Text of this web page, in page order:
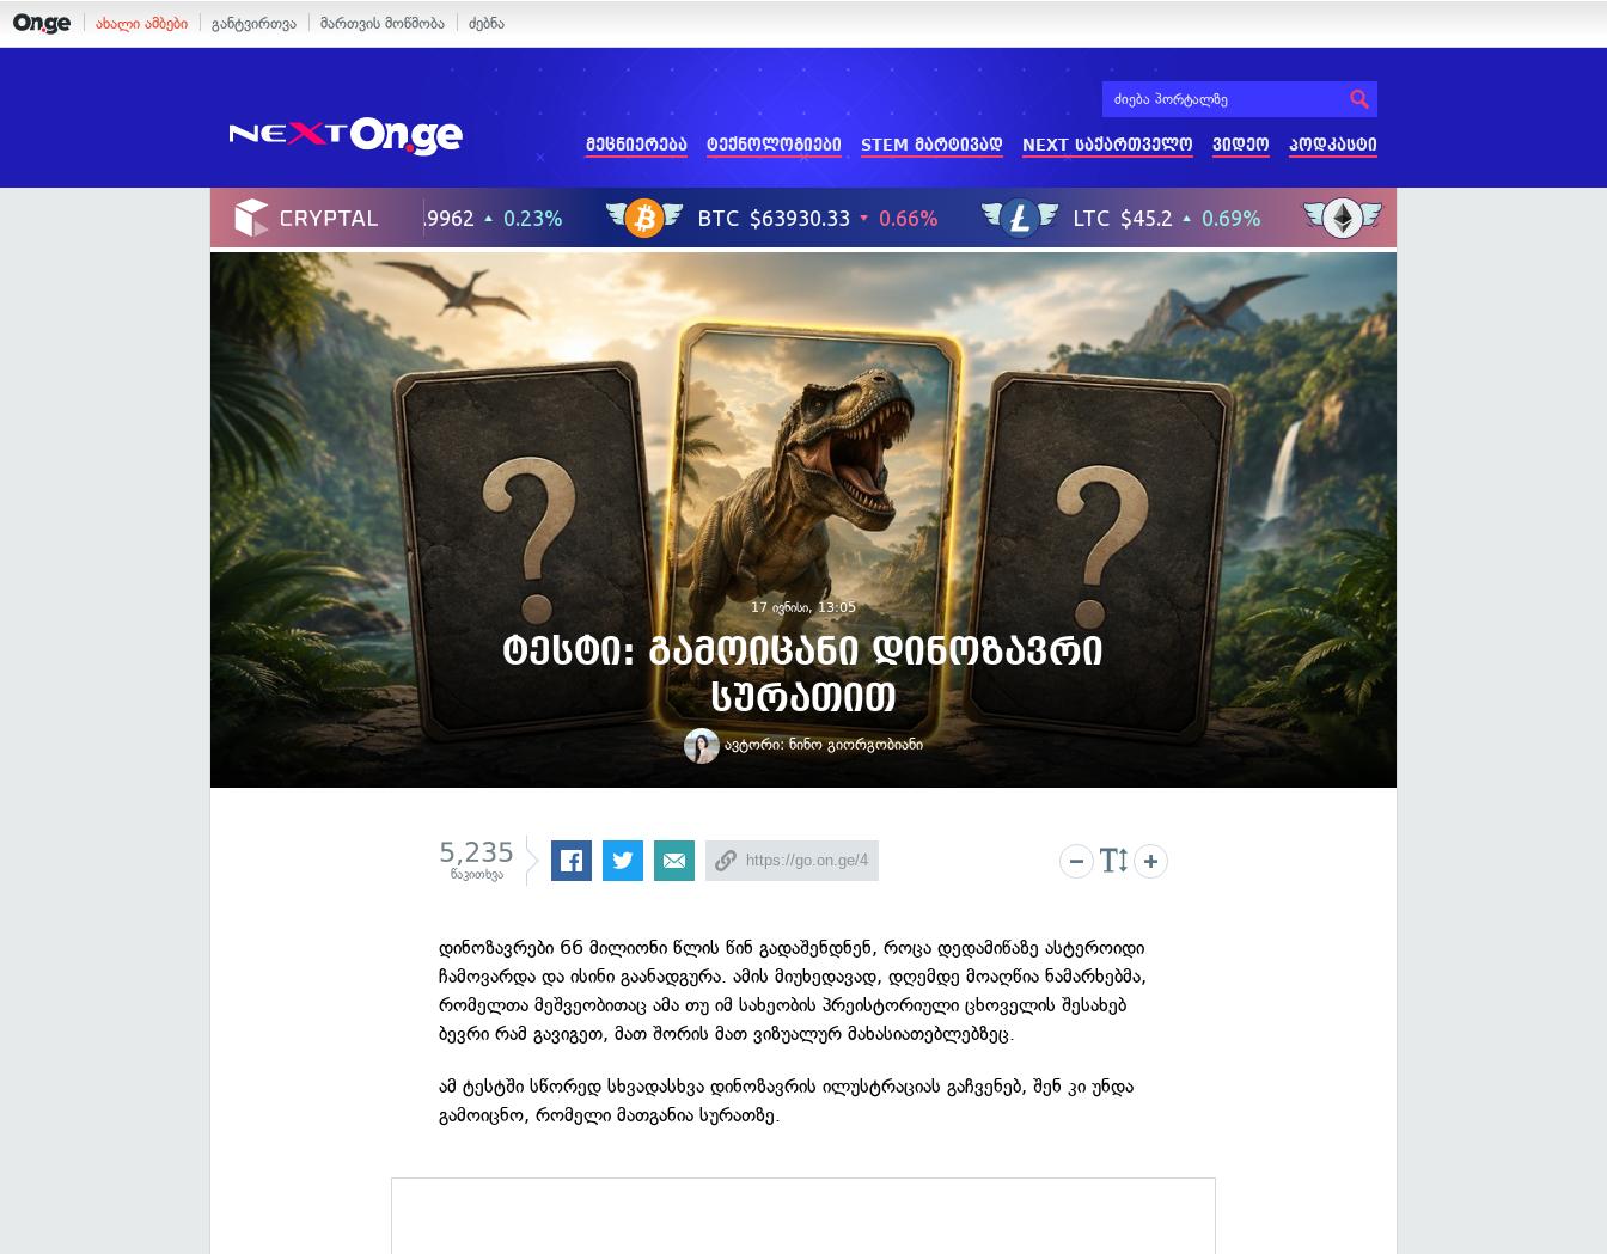
ახალი ამბები განტვირთვა მართვის მოწმობა ძებნა
მეცნიერება ტექნოლოგიები STEM მარტივად NEXT საქართველო ვიდეო პოდკასტი
17 ივნისი, 13:05
ტესტი: გამოიცანი დინოზავრი
სურათით
ავტორი: ნინო გიორგობიანი
5,235
წაკითხვა
დინოზავრები 66 მილიონი წლის წინ გადაშენდნენ, როცა დედამიწაზე ასტეროიდი
ჩამოვარდა და ისინი გაანადგურა. ამის მიუხედავად, დღემდე მოაღწია ნამარხებმა,
რომელთა მეშვეობითაც ამა თუ იმ სახეობის პრეისტორიული ცხოველის შესახებ
ბევრი რამ გავიგეთ, მათ შორის მათ ვიზუალურ მახასიათებლებზეც.
ამ ტესტში სწორედ სხვადასხვა დინოზავრის ილუსტრაციას გაჩვენებ, შენ კი უნდა
გამოიცნო, რომელი მათგანია სურათზე.